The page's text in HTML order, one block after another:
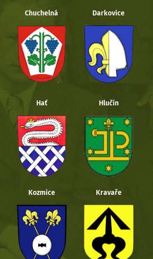
Chuchelná Darkovice
Hať Hlučín
Kozmice Kravaře